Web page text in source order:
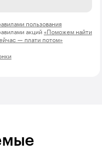
пользования
акций «Поможем найти
— плати потом»